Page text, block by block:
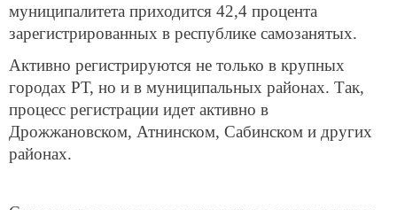
муниципалитета приходится 42,4 процента
зарегистрированных в республике самозанятых.
Активно регистрируются не только в крупных
городах РТ, но и в муниципальных районах. Так,
процесс регистрации идет активно в
Дрожжановском, Атнинском, Сабинском и других
районах.